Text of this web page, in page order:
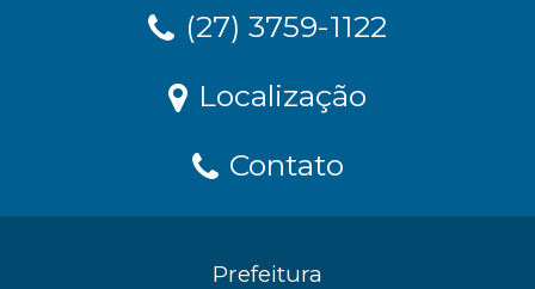
(27) 3759-1122
Localização
Contato
Prefeitura